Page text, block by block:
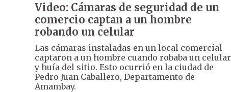
Video: Cámaras de seguridad de un
comercio captan a un hombre
robando un celular
Las cámaras instaladas en un local comercial
captaron a un hombre cuando robaba un celular
y huía del sitio. Esto ocurrió en la ciudad de
Pedro Juan Caballero, Departamento de
Amambay.